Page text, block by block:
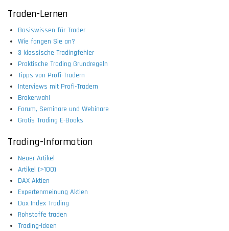
Traden-Lernen
Basiswissen für Trader
Wie fangen Sie an?
3 klassische Tradingfehler
Praktische Trading Grundregeln
Tipps von Profi-Tradern
Interviews mit Profi-Tradern
Brokerwahl
Forum, Seminare und Webinare
Gratis Trading E-Books
Trading-Information
Neuer Artikel
Artikel (>100)
DAX Aktien
Expertenmeinung Aktien
Dax Index Trading
Rohstoffe traden
Trading-Ideen